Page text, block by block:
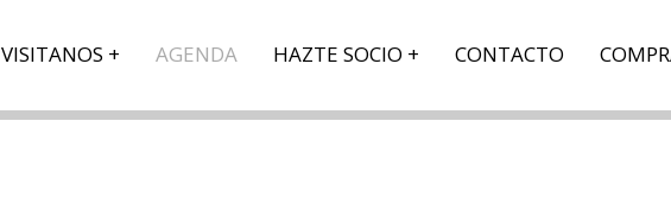
VISITANOS AGENDA HAZTE SOCIO CONTACTO